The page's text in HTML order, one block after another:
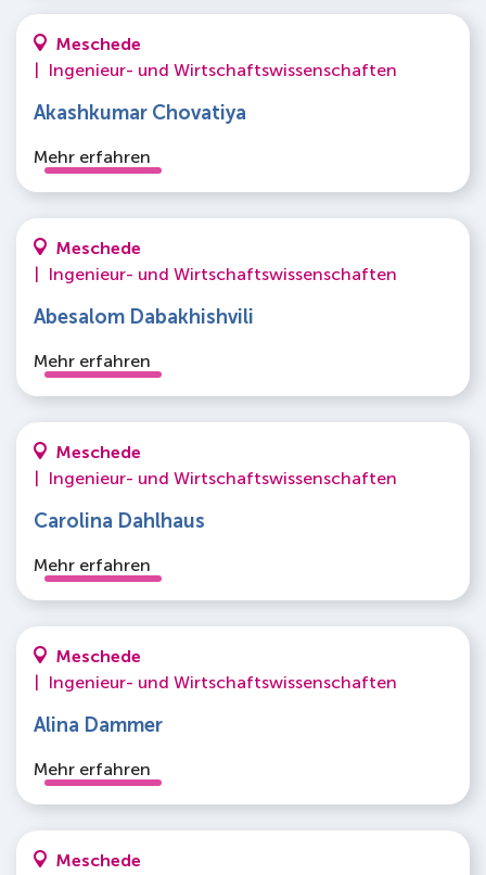
Meschede
| Ingenieur- und Wirtschaftswissenschaften
Akashkumar Chovatiya
Mehr erfahren
Meschede
| Ingenieur- und Wirtschaftswissenschaften
Abesalom Dabakhishvili
Mehr erfahren
Meschede
| Ingenieur- und Wirtschaftswissenschaften
Carolina Dahlhaus
Mehr erfahren
Meschede
| Ingenieur- und Wirtschaftswissenschaften
Alina Dammer
Mehr erfahren
Meschede